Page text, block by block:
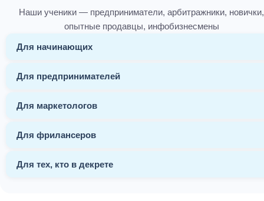
Наши ученики — предприниматели, арбитражники, новички,
опытные продавцы, инфобизнесмены
Для начинающих
Для предпринимателей
Для маркетологов
Для фрилансеров
Для тех, кто в декрете